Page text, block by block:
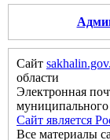
Сайт
области
Электронная
муниципального
Сайт является
Все материалы